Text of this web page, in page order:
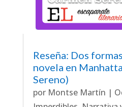
Reseña: Dos
novela en
Sereno)
por Montse Martín |